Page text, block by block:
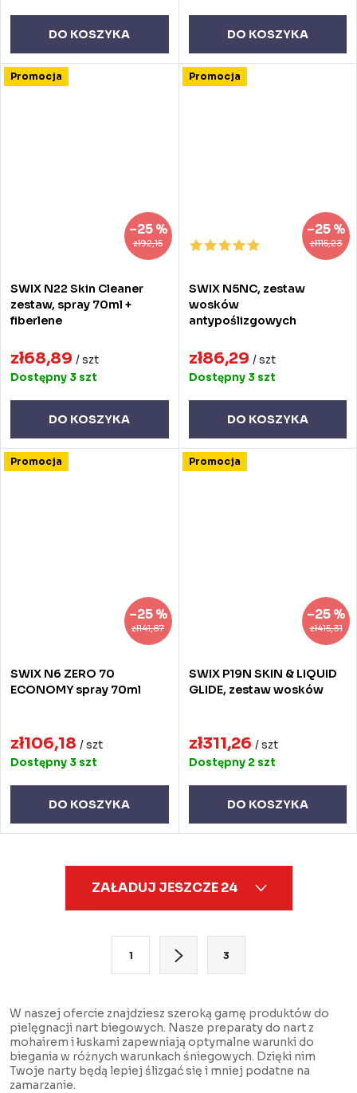
DO KOSZYKA DO KOSZYKA
Promocja
zł92,15
–25 %
SWIX N22 Skin Cleaner
zestaw, spray 70ml +
fiberlene
zł68,89 / szt
Dostępny 3 szt
DO KOSZYKA
Promocja
zł115,23
–25 %
SWIX N5NC, zestaw
wosków
antypoślizgowych
zł86,29 / szt
Dostępny 3 szt
DO KOSZYKA
Promocja
zł141,87
–25 %
SWIX N6 ZERO 70
ECONOMY spray 70ml
zł106,18 / szt
Dostępny 3 szt
DO KOSZYKA
Promocja
zł415,31
–25 %
SWIX P19N SKIN & LIQUID
GLIDE, zestaw wosków
zł311,26 / szt
Dostępny 2 szt
DO KOSZYKA
l
k
i
l
ZAŁADUJ JESZCZE 24
i
n
a
c
1 3
W naszej ofercie znajdziesz szeroką gamę produktów do
pielęgnacji nart biegowych. Nasze preparaty do nart z
mohairem i łuskami zapewniają optymalne warunki do
biegania w różnych warunkach śniegowych. Dzięki nim
Twoje narty będą lepiej ślizgać się i mniej podatne na
zamarzanie.